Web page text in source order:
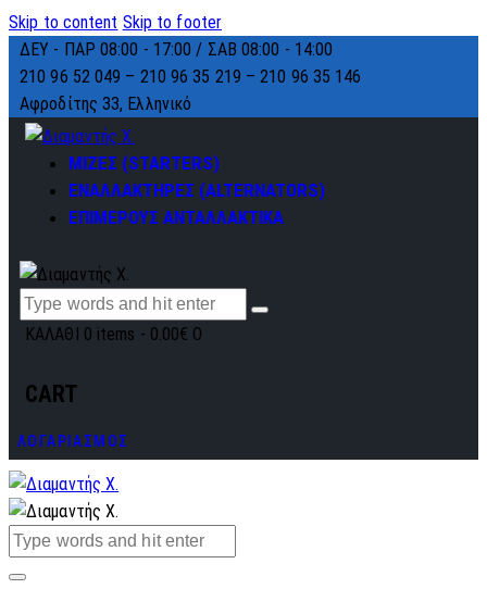
Skip to content Skip to footer
ΔΕΥ - ΠΑΡ 08:00 - 17:00 / ΣΑΒ 08:00 - 14:00
210 96 52 049 – 210 96 35 219 –210 96 35 146
Αφροδίτης 33, Ελληνικό
ΜΙΖΕΣ (STARTERS)
ΕΝΑΛΛΑΚΤΗΡΕΣ (ALTERNATORS)
ΕΠΙΜΕΡΟΥΣ ΑΝΤΑΛΛΑΚΤΙΚΑ
ΚΑΛΑΘΙ 0 items - 0.00€ 0
CART
ΛΟΓΑΡΙΑΣΜΟΣ